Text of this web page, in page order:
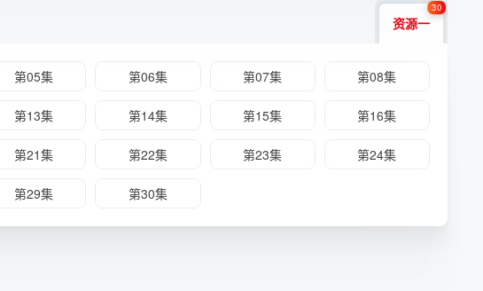
资源一
30
第05集 第06集 第07集 第08集
第13集 第14集 第15集 第16集
第21集 第22集 第23集 第24集
第29集 第30集